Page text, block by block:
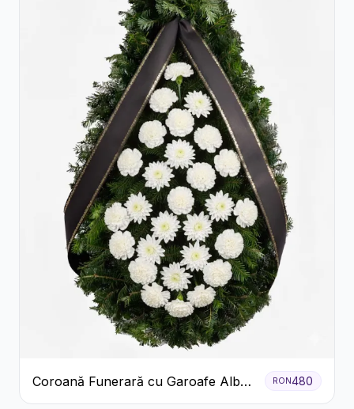
Coroană Funerară cu Garoafe Albe
și Crizanteme
RON 480